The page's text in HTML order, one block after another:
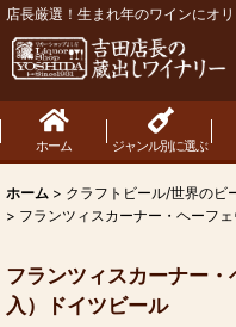
店長厳選！生まれ年のワインにオ
ホーム ジャンル別に選ぶ
ホーム > クラフトビール/世界のビ
> フランツィスカーナー・ヘーフ
フランツィスカーナー
入）ドイツビール